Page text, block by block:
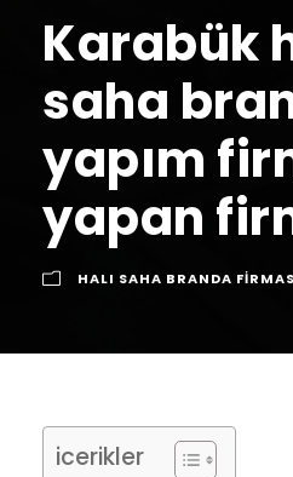
Karabük
saha
yapım
yapan
HALI SAHA BRANDA
icerikler